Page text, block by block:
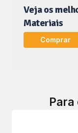
Veja os
Materiais
Comprar
Para